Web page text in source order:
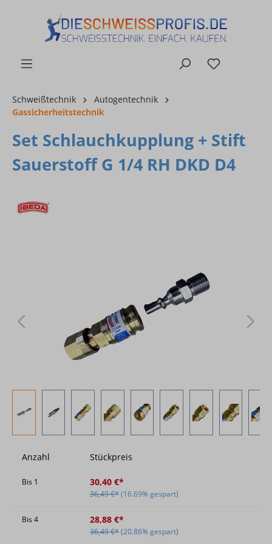
Schweißtechnik
Autogentechnik
Gassicherheitstechnik
Set Schlauchkupplung + Stift
Sauerstoff G 1/4 RH DKD D4
Anzahl Stückpreis
Bis 1 30,40 €*
36,49 €*(16.69% gespart)
Bis 4 28,88 €*
36,49 €*(20.86% gespart)